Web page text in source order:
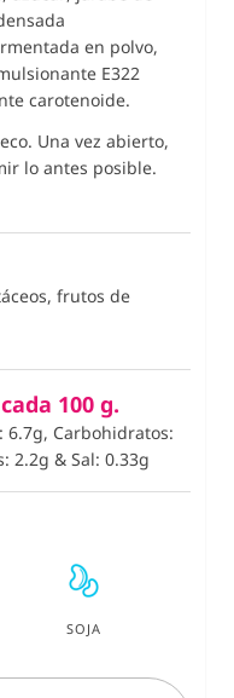
en polvo,
E322
carotenoide.
Una vez abierto,
lo antes posible.
frutos de
100 g.
6.7g, Carbohidratos:
2.2g & Sal: 0.33g
SOJA